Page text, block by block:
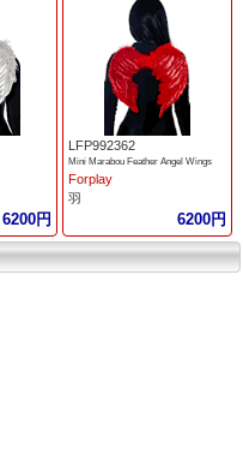
6200円
LFP992362
Mini Marabou Feather Angel Wings
Forplay
羽
6200円